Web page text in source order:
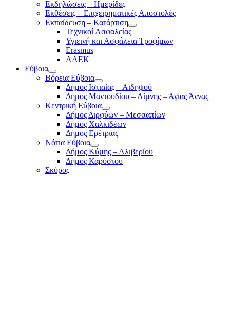
Εκδηλώσεις – Ημερίδες
Εκθέσεις – Επιχειρηματικές Αποστολές
Εκπαίδευση – Κατάρτιση
Τεχνικοί Ασφαλείας
Υγιεινή και Ασφάλεια Τροφίμων
Erasmus
ΛΑΕΚ
Εύβοια
Βόρεια Εύβοια
Δήμος Ιστιαίας – Αιδηψού
Δήμος Μαντουδίου – Λίμνης – Αγίας Άννας
Κεντρική Εύβοια
Δήμος Διρφύων – Μεσσαπίων
Δήμος Χαλκιδέων
Δήμος Ερέτριας
Νότια Εύβοια
Δήμος Κύμης – Αλιβερίου
Δήμος Καρύστου
Σκύρος